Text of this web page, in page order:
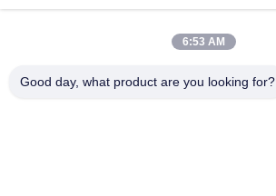
6:53 AM
Good day, what product are you looking for?